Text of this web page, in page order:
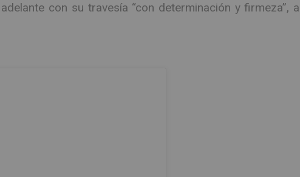
con su travesía “con determinación y firmeza”, a